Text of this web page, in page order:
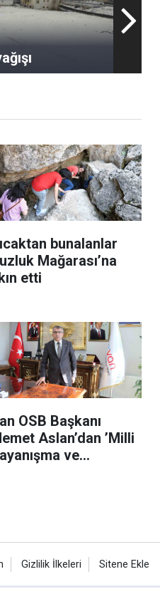
bunalanlar
Mağarası’na
etti
OSB Başkanı
Aslan’dan ’Milli
ve
Gizlilik İlkeleri Sitene Ekle